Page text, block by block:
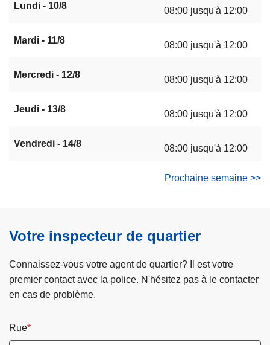
Lundi - 10/8 08:00 jusqu'à 12:00
Mardi - 11/8 08:00 jusqu'à 12:00
Mercredi - 12/8 08:00 jusqu'à 12:00
Jeudi - 13/8 08:00 jusqu'à 12:00
Vendredi - 14/8 08:00 jusqu'à 12:00
Prochaine semaine >>
Votre inspecteur de quartier
Connaissez-vous votre agent de quartier? Il est votre
premier contact avec la police. N'hésitez pas à le contacter
en cas de problème.
Rue